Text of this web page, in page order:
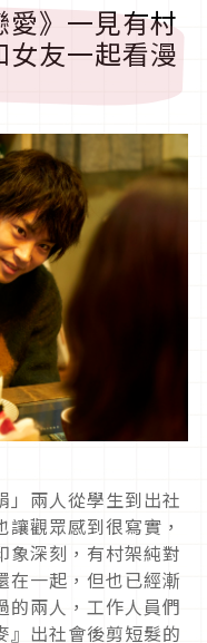
愛》一見有村
友一起看漫
」兩人從學生到出社
觀眾感到很寫實，
象深刻，有村架純對
在一起，但也已經漸
兩人，工作人員們
』出社會後剪短髮的